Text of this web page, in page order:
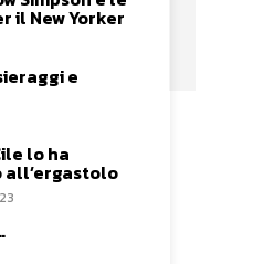
il New Yorker
e
lo ha